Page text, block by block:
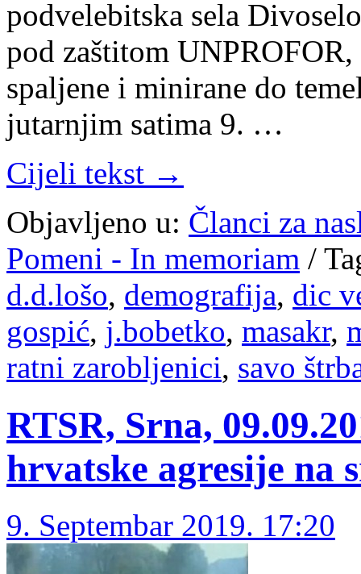
podvelebitska sela
pod zaštitom
spaljene i minirane do
jutarnjim satima 9. …
Cijeli tekst →
Objavljeno u: Članci za
Pomeni - In memoriam /
d.d.lošo, demografija, dic
gospić, j.bobetko, masakr,
ratni zarobljenici, savo
RTSR, Srna,
hrvatske agresije na
9. Septembar 2019. 17:20